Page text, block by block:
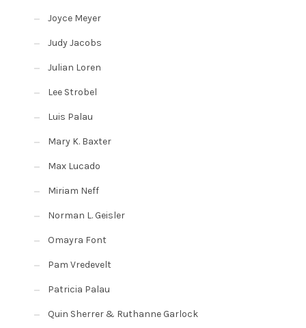
Joyce Meyer
Judy Jacobs
Julian Loren
Lee Strobel
Luis Palau
Mary K. Baxter
Max Lucado
Miriam Neff
Norman L. Geisler
Omayra Font
Pam Vredevelt
Patricia Palau
Quin Sherrer & Ruthanne Garlock